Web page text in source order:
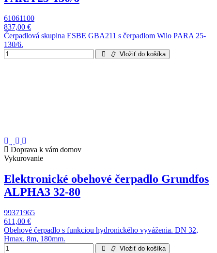
61061100
837,00 €
Čerpadlová skupina ESBE GBA211 s čerpadlom Wilo PARA 25-
130/6.
Vložiť do košíka
Doprava k vám domov
Vykurovanie
Elektronické obehové čerpadlo Grundfos
ALPHA3 32-80
99371965
611,00 €
Obehové čerpadlo s funkciou hydronického vyváženia. DN 32,
Hmax. 8m, 180mm.
Vložiť do košíka